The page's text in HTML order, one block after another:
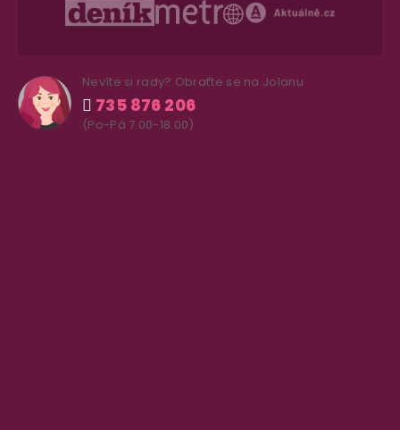
Nevíte si rady? Obraťte se na Jolanu
735 876 206
(Po-Pá 7.00-18.00)